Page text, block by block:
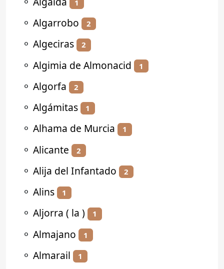
1
⚬ Algarrobo 2
⚬ Algeciras 2
⚬ Algimia de Almonacid 1
⚬ Algorfa 2
⚬ Algámitas 1
⚬ Alhama de Murcia 1
⚬ Alicante 2
⚬ Alija del Infantado 2
⚬ Alins 1
⚬ Aljorra ( la ) 1
⚬ Almajano 1
⚬ Almarail 1